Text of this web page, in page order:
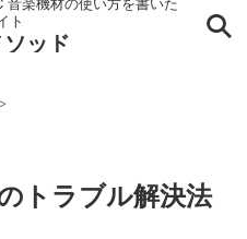
ト
ッド
>
トラブル解決法